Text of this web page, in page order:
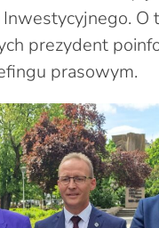
O
prezydent
prasowym.